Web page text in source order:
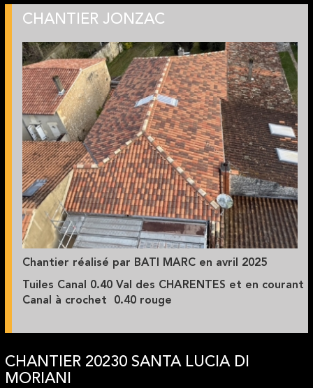
CHANTIER JONZAC
Chantier réalisé par BATI MARC en avril 2025
Tuiles Canal 0.40 Val des CHARENTES et en courant
Canal à crochet 0.40 rouge
CHANTIER 20230 SANTA LUCIA DI
MORIANI